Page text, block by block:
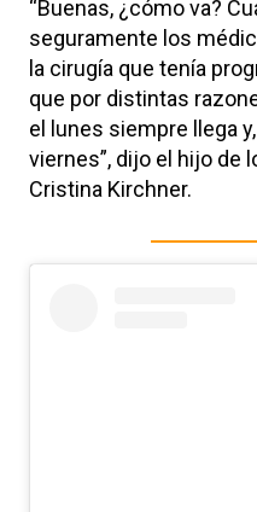
“Buenas, ¿cómo va?
seguramente los
la cirugía que tenía
que por distintas
el lunes siempre llega
viernes”, dijo el hijo de
Cristina Kirchner.